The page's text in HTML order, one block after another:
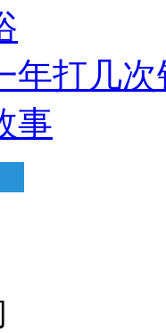
年打几次
事